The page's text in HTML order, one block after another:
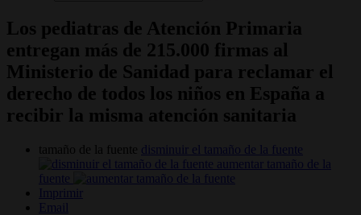
Los pediatras de Atención Primaria
entregan más de 215.000 firmas al
Ministerio de Sanidad para reclamar el
derecho de todos los niños en España a
recibir la misma atención sanitaria
tamaño de la fuente disminuir el tamaño de la fuente
aumentar tamaño de la
fuente
Imprimir
Email